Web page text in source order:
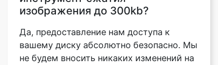
вашему диску абсолютно безопасно. Мы
не будем вносить никаких изменений на
ваш сайт, и ваши файлы останутся в
вашем распоряжении. Вы можете
просто сжать любое изображение с